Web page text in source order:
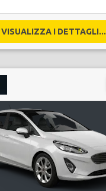
VISUALIZZA I DETTAGLI...